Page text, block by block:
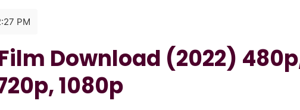
PM
Download (2022)
1080p